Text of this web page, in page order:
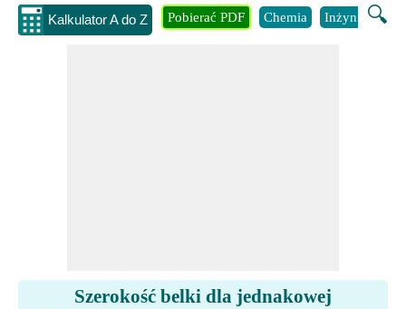
Kalkulator A do Z 🔍
Pobierać PDF Chemia Inżynieria
Szerokość belki dla jednakowej